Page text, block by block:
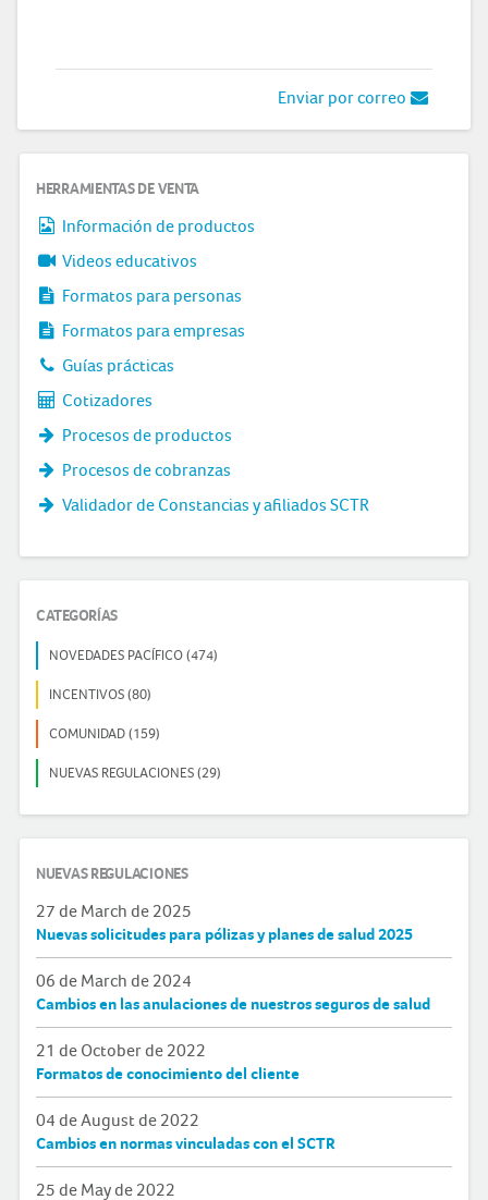
Enviar por correo
HERRAMIENTAS DE VENTA
Información de productos
Videos educativos
Formatos para personas
Formatos para empresas
Guías prácticas
Cotizadores
Procesos de productos
Procesos de cobranzas
Validador de Constancias y afiliados SCTR
CATEGORÍAS
NOVEDADES PACÍFICO (474)
INCENTIVOS (80)
COMUNIDAD (159)
NUEVAS REGULACIONES (29)
NUEVAS REGULACIONES
27 de March de 2025
Nuevas solicitudes para pólizas y planes de salud 2025
06 de March de 2024
Cambios en las anulaciones de nuestros seguros de salud
21 de October de 2022
Formatos de conocimiento del cliente
04 de August de 2022
Cambios en normas vinculadas con el SCTR
25 de May de 2022